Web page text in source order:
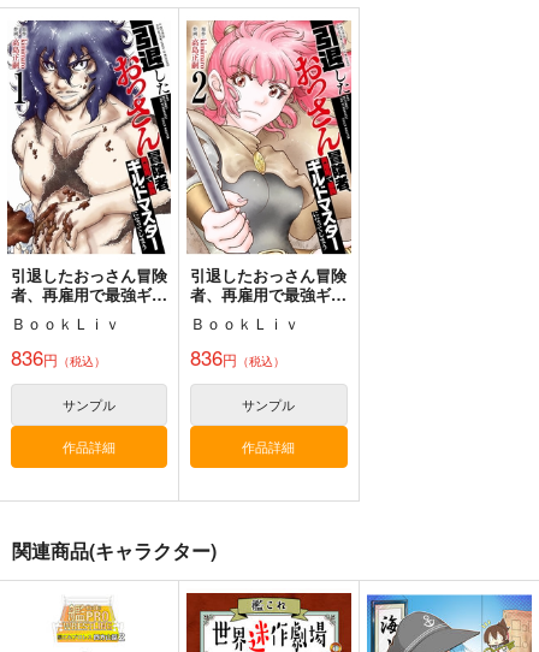
カート カート
妙齢型重巡伝 残念だ
よ!!足柄さん(48)
HYPER BRAND
880
足柄
カート
ボクカワウソ戦隊ビッ
クセブン
Mystic Lab
660
ボクカワウソ
長門
艦これプロレス24
Mystic Lab
2,200円（税込）
天龍
サンプル
作品詳細
ボクカワウソ戦隊ビッ
クセブン
Mystic Lab
660円（税込）
ボクカワウソ
サンプル
作品詳細
マルゲ三者閑談編（オ
STUDIO COSMOS
円（税込）
引退したおっさん冒険
者、再雇用で最強ギル
ドマスターになってし
まう 1
ＢｏｏｋＬｉｖ
836円 （税込）
サンプル
作品詳細
引退したおっさん冒険
者、再雇用で最強ギル
ドマスターになってし
まう 2
ＢｏｏｋＬｉｖ
836円 （税込）
サンプル
作品詳細
関連商品(キャラクター)